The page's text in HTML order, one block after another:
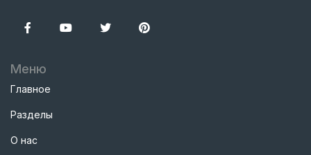
Меню
Главное
Разделы
О нас